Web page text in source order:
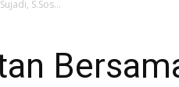
S.Sos...